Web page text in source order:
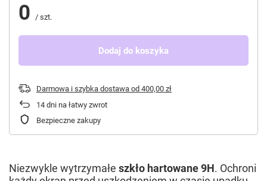
0 / szt.
Dodaj do koszyka
Darmowa i szybka dostawa od 400,00 zł
14 dni na łatwy zwrot
Bezpieczne zakupy
Niezwykle wytrzymałe szkło hartowane 9H. Ochroni